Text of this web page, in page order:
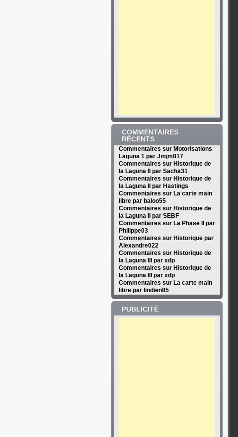
COMMENTAIRES
RÉCENTS
Commentaires sur Motorisations
Laguna 1 par Jmjm817
Commentaires sur Historique de
la Laguna II par Sacha31
Commentaires sur Historique de
la Laguna II par Hastings
Commentaires sur La carte main
libre par baloo55
Commentaires sur Historique de
la Laguna II par SEBF
Commentaires sur La Phase II par
Philippe03
Commentaires sur Historique par
Alexandre022
Commentaires sur Historique de
la Laguna III par xdp
Commentaires sur Historique de
la Laguna III par xdp
Commentaires sur La carte main
libre par lindien85
PUBLICITÉ